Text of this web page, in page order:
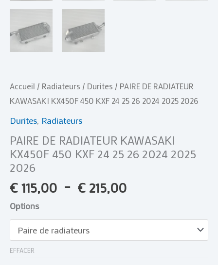
Accueil / Radiateurs / Durites / PAIRE DE RADIATEUR
KAWASAKI KX450F 450 KXF 24 25 26 2024 2025 2026
Durites, Radiateurs
PAIRE DE RADIATEUR KAWASAKI
KX450F 450 KXF 24 25 26 2024 2025
2026
€115,00 – € 215,00
Options
EFFACER
2026